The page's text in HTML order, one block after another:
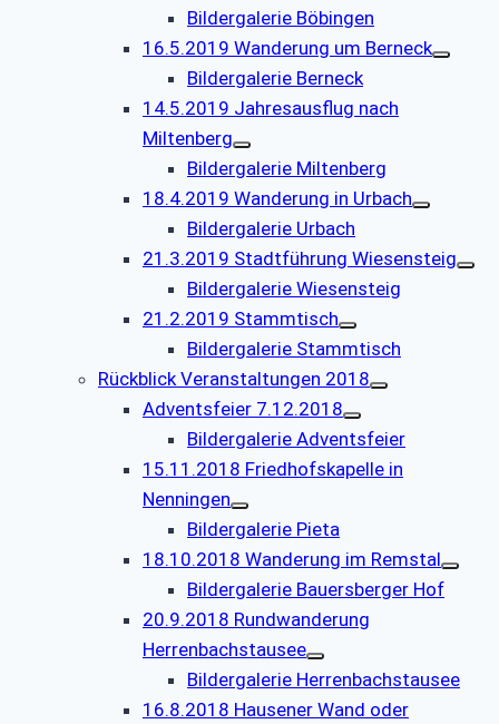
Bildergalerie Böbingen
16.5.2019 Wanderung um Berneck
Bildergalerie Berneck
14.5.2019 Jahresausflug nach
Miltenberg
Bildergalerie Miltenberg
18.4.2019 Wanderung in Urbach
Bildergalerie Urbach
21.3.2019 Stadtführung Wiesensteig
Bildergalerie Wiesensteig
21.2.2019 Stammtisch
Bildergalerie Stammtisch
Rückblick Veranstaltungen 2018
Adventsfeier 7.12.2018
Bildergalerie Adventsfeier
15.11.2018 Friedhofskapelle in
Nenningen
Bildergalerie Pieta
18.10.2018 Wanderung im Remstal
Bildergalerie Bauersberger Hof
20.9.2018 Rundwanderung
Herrenbachstausee
Bildergalerie Herrenbachstausee
16.8.2018 Hausener Wand oder